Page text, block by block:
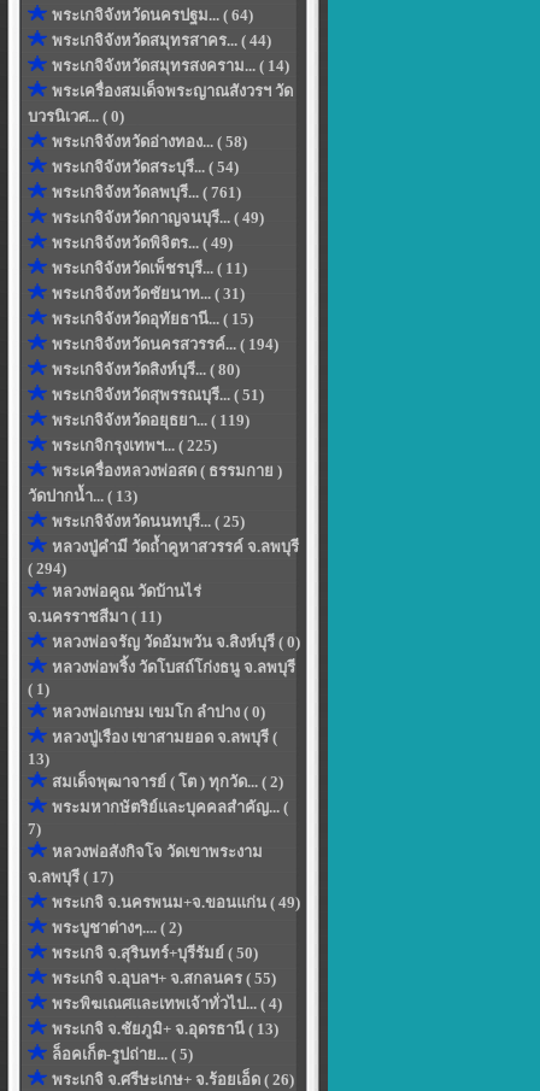
พระเกจิจังหวัดนครปฐม... ( 64)
พระเกจิจังหวัดสมุทรสาคร... ( 44)
พระเกจิจังหวัดสมุทรสงคราม... ( 14)
พระเครื่องสมเด็จพระญาณสังวรฯ วัด
บวรนิเวศ... ( 0)
พระเกจิจังหวัดอ่างทอง... ( 58)
พระเกจิจังหวัดสระบุรี... ( 54)
พระเกจิจังหวัดลพบุรี... ( 761)
พระเกจิจังหวัดกาญจนบุรี... ( 49)
พระเกจิจังหวัดพิจิตร... ( 49)
พระเกจิจังหวัดเพ็ชรบุรี... ( 11)
พระเกจิจังหวัดชัยนาท... ( 31)
พระเกจิจังหวัดอุทัยธานี... ( 15)
พระเกจิจังหวัดนครสวรรค์... ( 194)
พระเกจิจังหวัดสิงห์บุรี... ( 80)
พระเกจิจังหวัดสุพรรณบุรี... ( 51)
พระเกจิจังหวัดอยุธยา... ( 119)
พระเกจิกรุงเทพฯ... ( 225)
พระเครื่องหลวงพ่อสด ( ธรรมกาย )
วัดปากน้ำ... ( 13)
พระเกจิจังหวัดนนทบุรี... ( 25)
หลวงปู่คำมี วัดถ้ำคูหาสวรรค์ จ.ลพบุรี
( 294)
หลวงพ่อคูณ วัดบ้านไร่
จ.นครราชสีมา ( 11)
หลวงพ่อจรัญ วัดอัมพวัน จ.สิงห์บุรี ( 0)
หลวงพ่อพริ้ง วัดโบสถ์โก่งธนู จ.ลพบุรี
( 1)
หลวงพ่อเกษม เขมโก ลำปาง ( 0)
หลวงปู่เรือง เขาสามยอด จ.ลพบุรี (
13)
สมเด็จพุฒาจารย์ ( โต ) ทุกวัด... ( 2)
พระมหากษัตริย์และบุคคลสำคัญ... (
7)
หลวงพ่อสังกิจโจ วัดเขาพระงาม
จ.ลพบุรี ( 17)
พระเกจิ จ.นครพนม+จ.ขอนแก่น ( 49)
พระบูชาต่างๆ.... ( 2)
พระเกจิ จ.สุรินทร์+บุรีรัมย์ ( 50)
พระเกจิ จ.อุบลฯ+ จ.สกลนคร ( 55)
พระพิฆเณศและเทพเจ้าทั่วไป... ( 4)
พระเกจิ จ.ชัยภูมิ+ จ.อุดรธานี ( 13)
ล็อคเก็ต-รูปถ่าย... ( 5)
พระเกจิ จ.ศรีษะเกษ+ จ.ร้อยเอ็ด ( 26)